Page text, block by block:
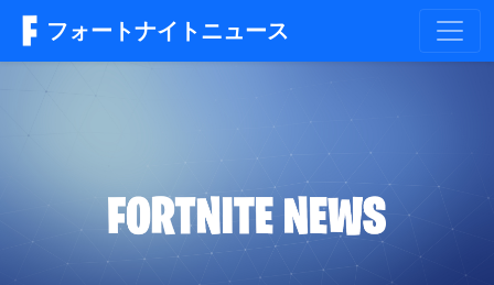
フォートナイトニュース